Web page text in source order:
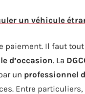
un véhicule
paiement. Il faut
d’occasion. La
un professionnel
Entre